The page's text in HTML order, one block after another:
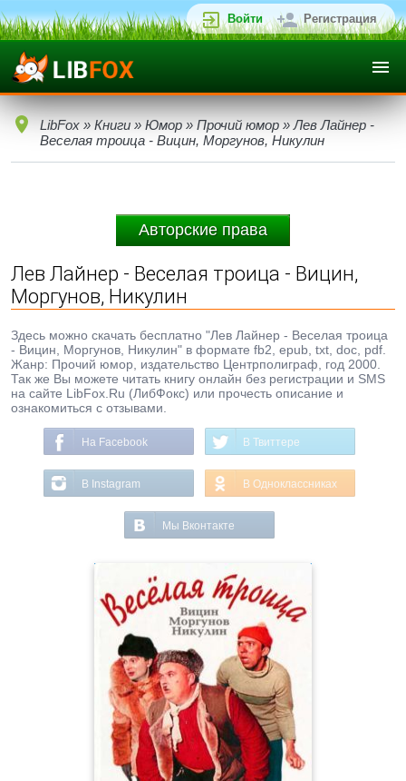
Войти Регистрация
LibFox » Книги » Юмор » Прочий юмор » Лев Лайнер -
Веселая троица - Вицин, Моргунов, Никулин
Авторские права
Лев Лайнер - Веселая троица - Вицин,
Моргунов, Никулин
Здесь можно скачать бесплатно "Лев Лайнер - Веселая троица
- Вицин, Моргунов, Никулин" в формате fb2, epub, txt, doc, pdf.
Жанр: Прочий юмор, издательство Центрполиграф, год 2000.
Так же Вы можете читать книгу онлайн без регистрации и SMS
на сайте LibFox.Ru (ЛибФокс) или прочесть описание и
ознакомиться с отзывами.
На Facebook В Твиттере
В Instagram В Одноклассниках
Мы Вконтакте